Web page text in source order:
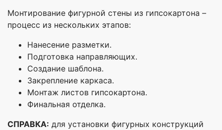
Монтирование фигурной стены из гипсокартона –
процесс из нескольких этапов:
Нанесение разметки.
Подготовка направляющих.
Создание шаблона.
Закрепление каркаса.
Монтаж листов гипсокартона.
Финальная отделка.
СПРАВКА: для установки фигурных конструкций